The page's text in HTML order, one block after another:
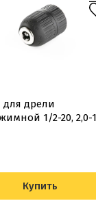
для дрели
1/2-20, 2,0-
Купить